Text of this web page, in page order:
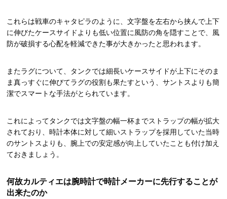
これらは戦車のキャタピラのように、文字盤を左右から挟んで上下
に伸びたケースサイドよりも低い位置に風防の角を隠すことで、風
防が破損する心配を軽減できた事が大きかったと思われます。
またラグについて、タンクでは細長いケースサイドが上下にそのま
ま真っすぐに伸びてラグの役割も果たすという、サントスよりも簡
潔でスマートな手法がとられています。
これによってタンクでは文字盤の幅一杯までストラップの幅が拡大
されており、時計本体に対して細いストラップを採用していた当時
のサントスよりも、腕上での安定感が向上していたことも付け加え
ておきましょう。
何故カルティエは腕時計で時計メーカーに先行することが
出来たのか